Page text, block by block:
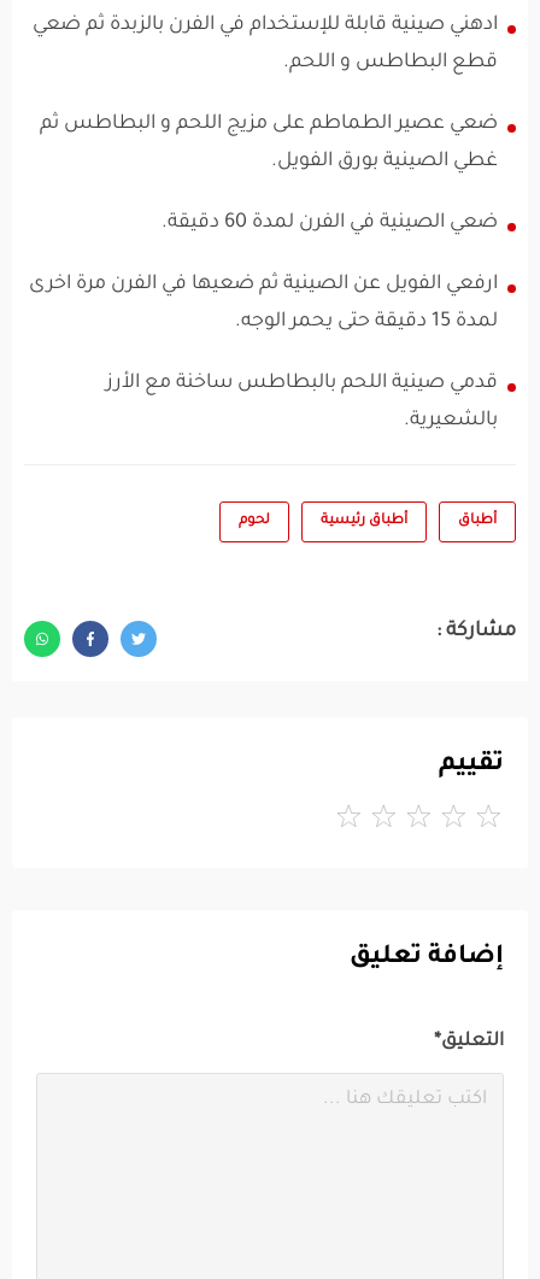
ادهني صينية قابلة للإستخدام في الفرن بالزبدة ثم ضعي
قطع البطاطس و اللحم.
ضعي عصير الطماطم على مزيج اللحم و البطاطس ثم
غطي الصينية بورق الفويل.
ضعي الصينية في الفرن لمدة 60 دقيقة.
ارفعي الفويل عن الصينية ثم ضعيها في الفرن مرة اخرى
لمدة 15 دقيقة حتى يحمر الوجه.
قدمي صينية اللحم بالبطاطس ساخنة مع الأرز
بالشعيرية.
أطباق أطباق رئيسية لحوم
مشاركة :
تقييم
إضافة تعليق
التعليق*